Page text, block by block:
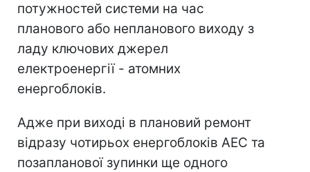
потужностей системи на час
планового або непланового виходу з
ладу ключових джерел
електроенергії - атомних
енергоблоків.
Адже при виході в плановий ремонт
відразу чотирьох енергоблоків АЕС та
позапланової зупинки ще одного